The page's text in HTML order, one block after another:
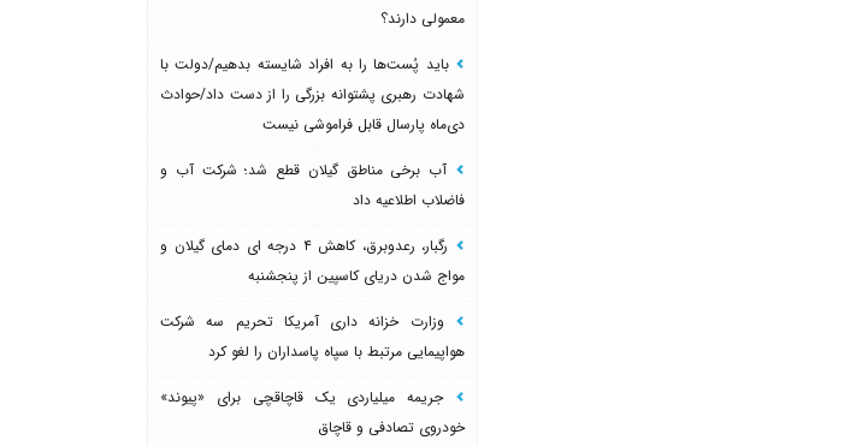
معمولی دارند؟
باید پُست‌ها را به افراد شایسته بدهیم/دولت با
شهادت رهبری پشتوانه بزرگی را از دست داد/حوادث
دی‌ماه پارسال قابل فراموشی نیست
آب برخی مناطق گیلان قطع شد؛ شرکت آب و
فاضلاب اطلاعیه داد
رگبار، رعدوبرق، کاهش ۴ درجه ای دمای گیلان و
مواج شدن دریای کاسپین از پنجشنبه
وزارت خزانه داری آمریکا تحریم سه شرکت
هواپیمایی مرتبط با سپاه پاسداران را لغو کرد
جریمه میلیاردی یک قاچاقچی برای «پیوند»
خودروی تصادفی و قاچاق